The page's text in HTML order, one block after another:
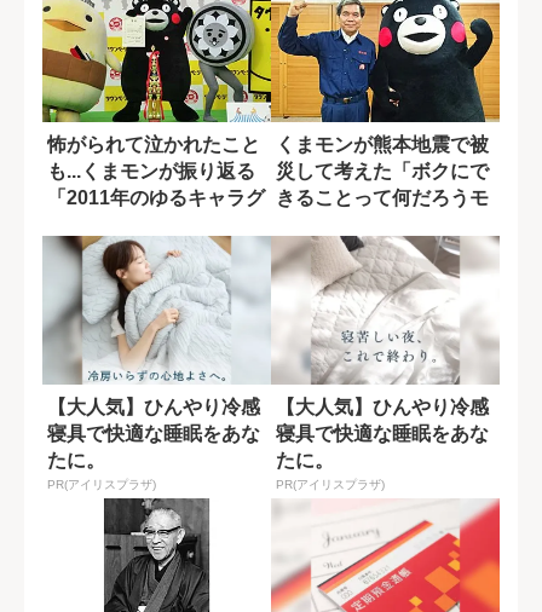
怖がられて泣かれたこと
も...くまモンが振り返る
「2011年のゆるキャラグ
くまモンが熊本地震で被
災して考えた「ボクにで
きることって何だろうモ
【大人気】ひんやり冷感
寝具で快適な睡眠をあな
たに。
PR(アイリスプラザ)
【大人気】ひんやり冷感
寝具で快適な睡眠をあな
たに。
PR(アイリスプラザ)